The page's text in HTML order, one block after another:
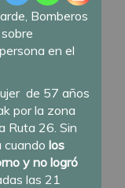
Bomberos
en el
de 57 años
por la zona
Ruta 26. Sin
cuando los
y no logró
las 21